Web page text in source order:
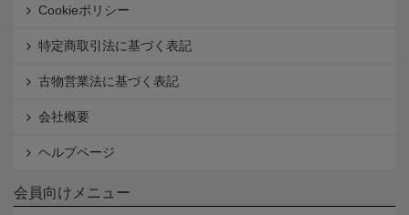
Cookieポリシー
特定商取引法に基づく表記
古物営業法に基づく表記
会社概要
ヘルプページ
会員向けメニュー